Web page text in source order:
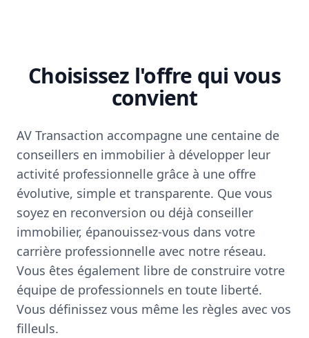
Choisissez l'offre qui vous
convient
AV Transaction accompagne une centaine de
conseillers en immobilier à développer leur
activité professionnelle grâce à une offre
évolutive, simple et transparente. Que vous
soyez en reconversion ou déjà conseiller
immobilier, épanouissez-vous dans votre
carrière professionnelle avec notre réseau.
Vous êtes également libre de construire votre
équipe de professionnels en toute liberté.
Vous définissez vous même les règles avec vos
filleuls.